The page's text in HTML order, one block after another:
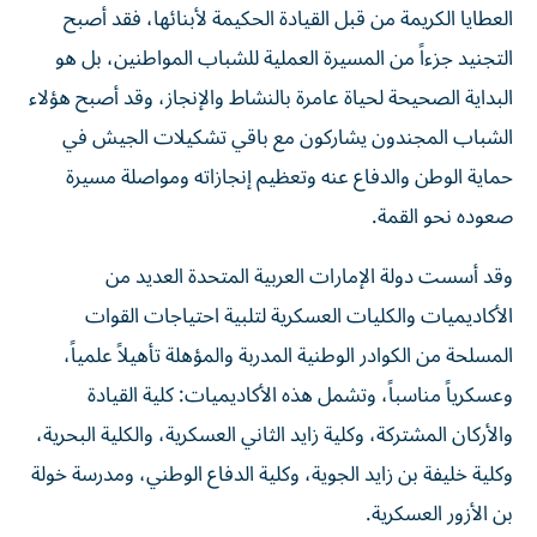
العطايا الكريمة من قبل القيادة الحكيمة لأبنائها، فقد أصبح
التجنيد جزءاً من المسيرة العملية للشباب المواطنين، بل هو
البداية الصحيحة لحياة عامرة بالنشاط والإنجاز، وقد أصبح هؤلاء
الشباب المجندون يشاركون مع باقي تشكيلات الجيش في
حماية الوطن والدفاع عنه وتعظيم إنجازاته ومواصلة مسيرة
صعوده نحو القمة.
وقد أسست دولة الإمارات العربية المتحدة العديد من
الأكاديميات والكليات العسكرية لتلبية احتياجات القوات
المسلحة من الكوادر الوطنية المدربة والمؤهلة تأهيلاً علمياً،
وعسكرياً مناسباً، وتشمل هذه الأكاديميات: كلية القيادة
والأركان المشتركة، وكلية زايد الثاني العسكرية، والكلية البحرية،
وكلية خليفة بن زايد الجوية، وكلية الدفاع الوطني، ومدرسة خولة
بن الأزور العسكرية.